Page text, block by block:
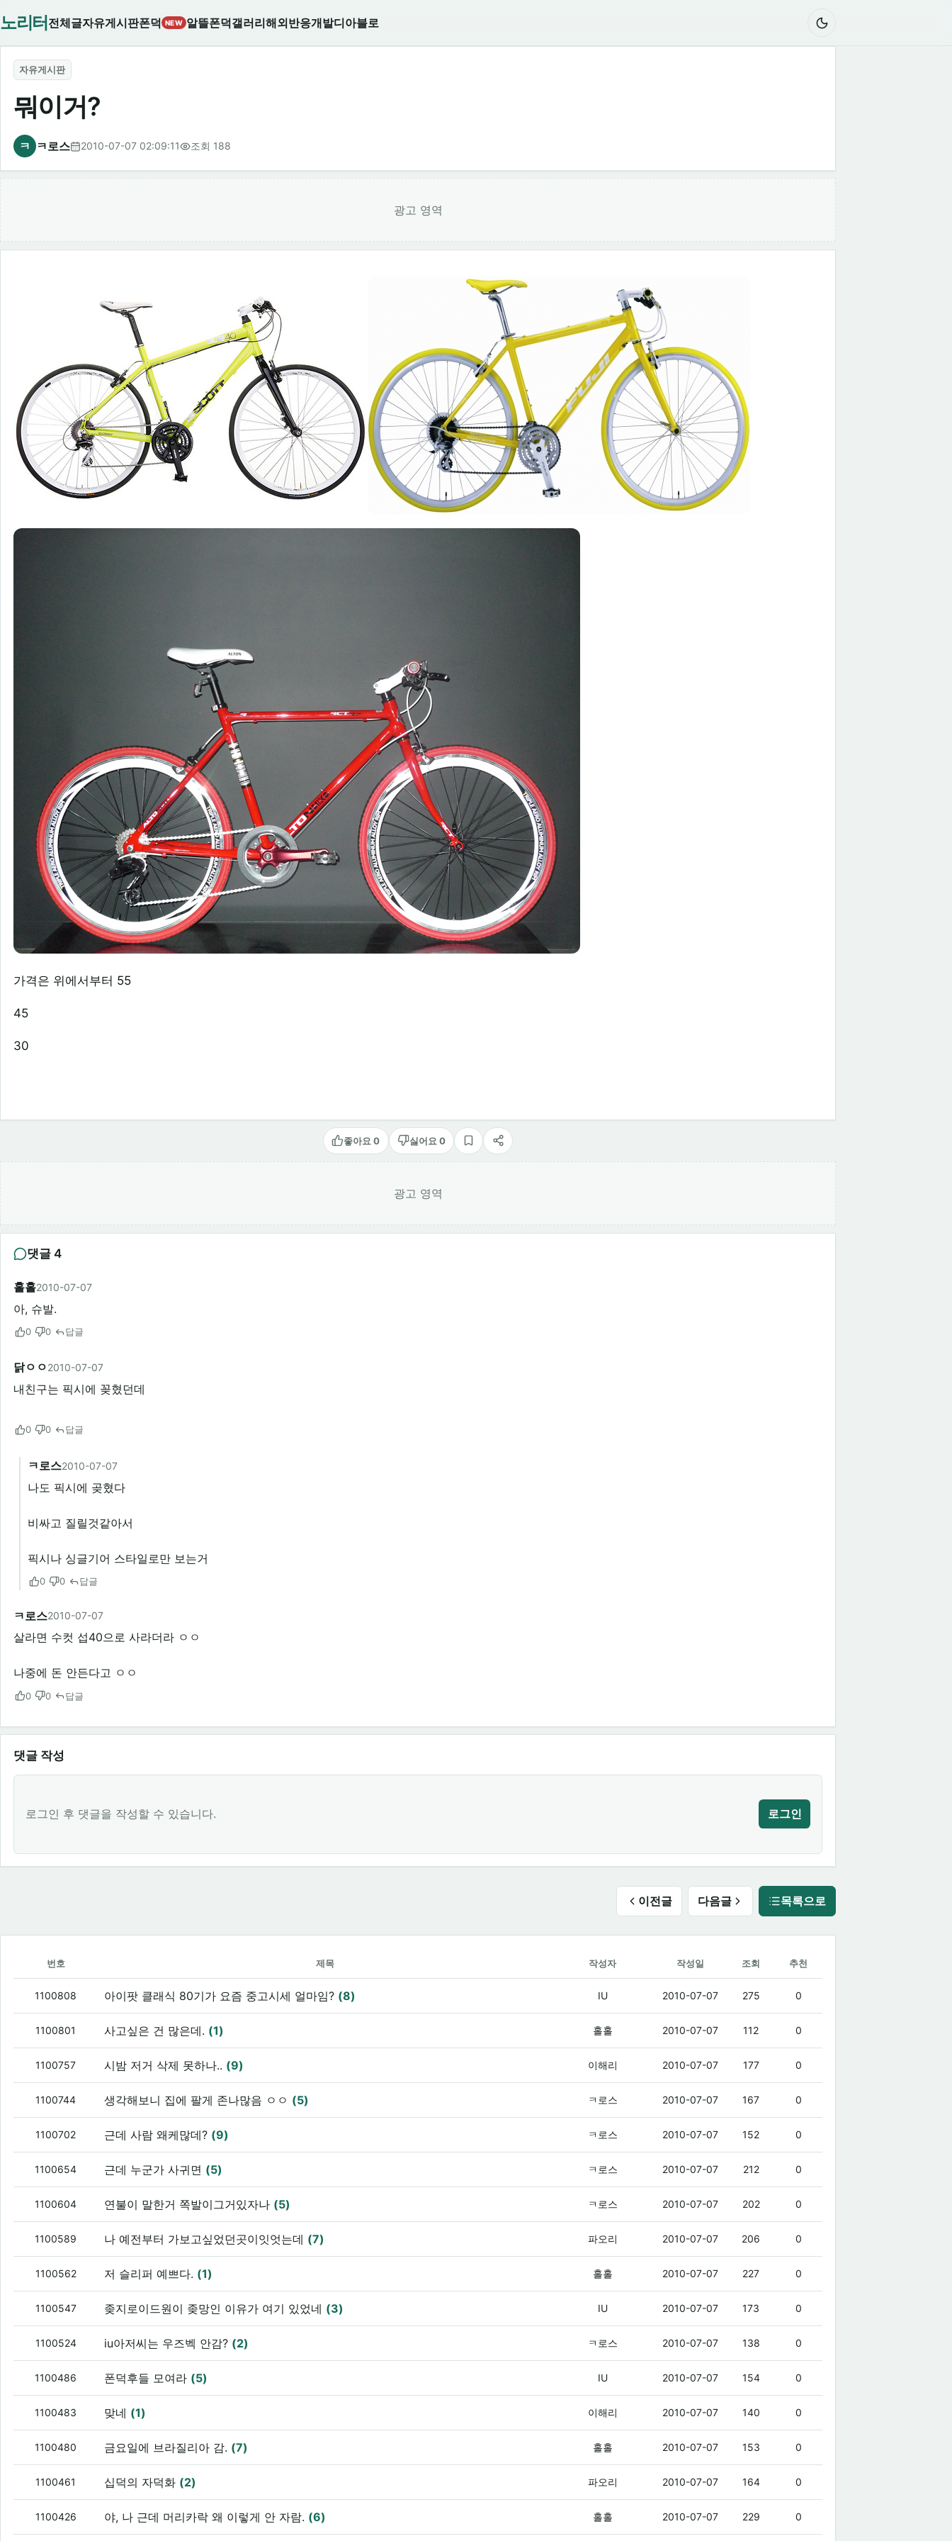
노리터 전체글자유게시판폰덕 NEW 알뜰폰덕갤러리해외반응개발디아블로
자유게시판
뭐이거?
ㅋ ㅋ로스 2010-07-07 02:09:11 조회 188
광고 영역
가격은 위에서부터 55
45
30
좋아요 0 싫어요 0
스크랩공유
광고 영역
댓글 4
홀홀2010-07-07
아, 슈발.
0 0 답글
닭ㅇㅇ2010-07-07
내친구는 픽시에 꽂혔던데
0 0 답글
ㅋ로스2010-07-07
나도 픽시에 곶혔다
비싸고 질릴것같아서
픽시나 싱글기어 스타일로만 보는거
0 0 답글
ㅋ로스2010-07-07
살라면 수컷 섭40으로 사라더라 ㅇㅇ
나중에 돈 안든다고 ㅇㅇ
0 0 답글
댓글 작성
로그인 후 댓글을 작성할 수 있습니다. 로그인
이전글 다음글 목록으로
번호 제목 작성자 작성일 조회 추천
1100808 아이팟 클래식 80기가 요즘 중고시세 얼마임? (8) IU 2010-07-07 275 0
1100801 사고싶은 건 많은데. (1) 홀홀 2010-07-07 112 0
1100757 시밤 저거 삭제 못하나.. (9) 이해리 2010-07-07 177 0
1100744 생각해보니 집에 팔게 존나많음 ㅇㅇ (5) ㅋ로스 2010-07-07 167 0
1100702 근데 사람 왜케많데? (9) ㅋ로스 2010-07-07 152 0
1100654 근데 누군가 사귀면 (5) ㅋ로스 2010-07-07 212 0
1100604 연불이 말한거 쪽발이그거있자나 (5) ㅋ로스 2010-07-07 202 0
1100589 나 예전부터 가보고싶었던곳이잇엇는데 (7) 파오리 2010-07-07 206 0
1100562 저 슬리퍼 예쁘다. (1) 홀홀 2010-07-07 227 0
1100547 좆지로이드원이 좆망인 이유가 여기 있었네 (3) IU 2010-07-07 173 0
1100524 iu아저씨는 우즈벡 안감? (2) ㅋ로스 2010-07-07 138 0
1100486 폰덕후들 모여라 (5) IU 2010-07-07 154 0
1100483 맞네 (1) 이해리 2010-07-07 140 0
1100480 금요일에 브라질리아 감. (7) 홀홀 2010-07-07 153 0
1100461 십덕의 자덕화 (2) 파오리 2010-07-07 164 0
1100426 야, 나 근데 머리카락 왜 이렇게 안 자람. (6) 홀홀 2010-07-07 229 0